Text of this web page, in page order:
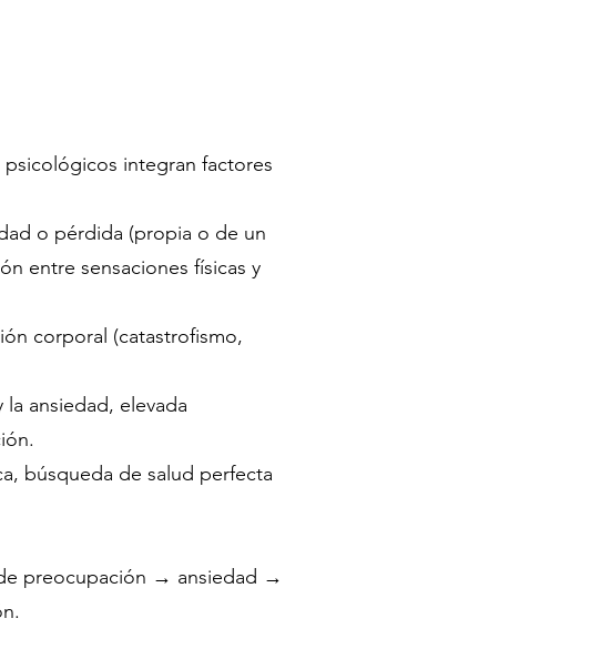
integran factores
o pérdida (propia o de un
entre sensaciones físicas y
corporal (catastrofismo,
ansiedad, elevada
búsqueda de salud perfecta
preocupación → ansiedad →